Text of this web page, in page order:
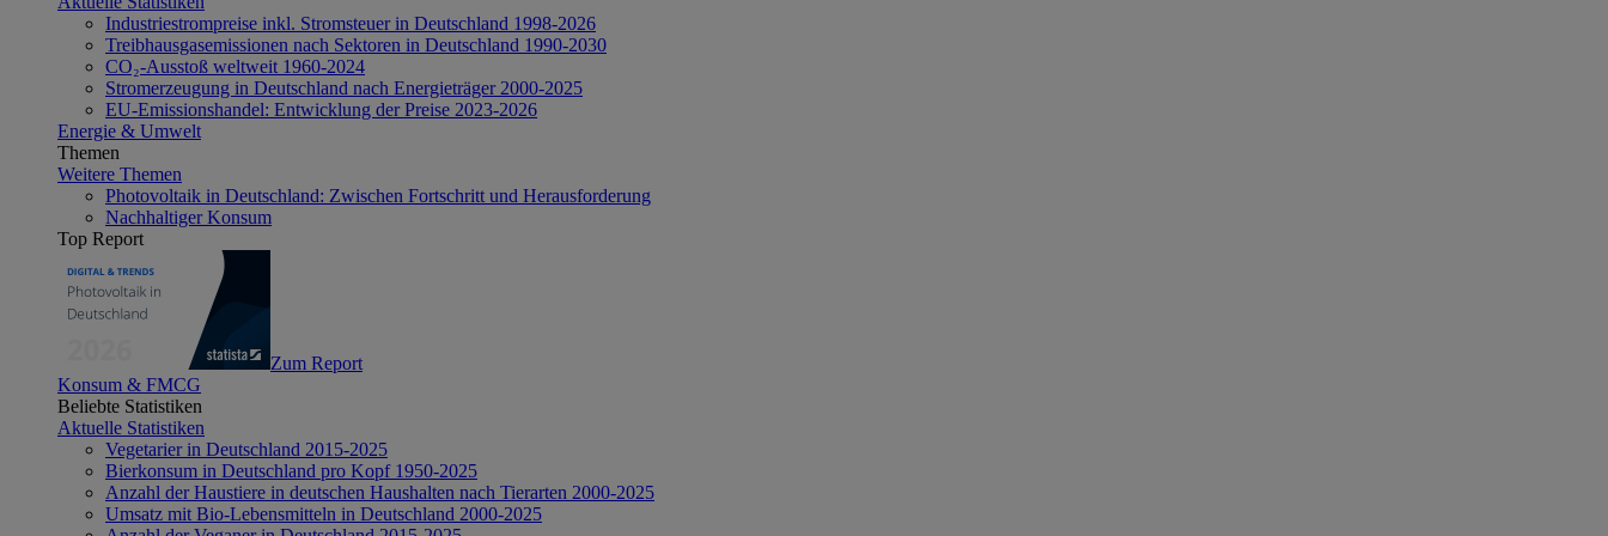
Industriestrompreise inkl. Stromsteuer in Deutschland 1998-2026
Treibhausgasemissionen nach Sektoren in Deutschland 1990-2030
CO₂-Ausstoß weltweit 1960-2024
Stromerzeugung in Deutschland nach Energieträger 2000-2025
EU-Emissionshandel: Entwicklung der Preise 2023-2026
Energie & Umwelt
Themen
Weitere Themen
Photovoltaik in Deutschland: Zwischen Fortschritt und Herausforderung
Nachhaltiger Konsum
Top Report
Zum Report
Konsum & FMCG
Beliebte Statistiken
Aktuelle Statistiken
Vegetarier in Deutschland 2015-2025
Bierkonsum in Deutschland pro Kopf 1950-2025
Anzahl der Haustiere in deutschen Haushalten nach Tierarten 2000-2025
Umsatz mit Bio-Lebensmitteln in Deutschland 2000-2025